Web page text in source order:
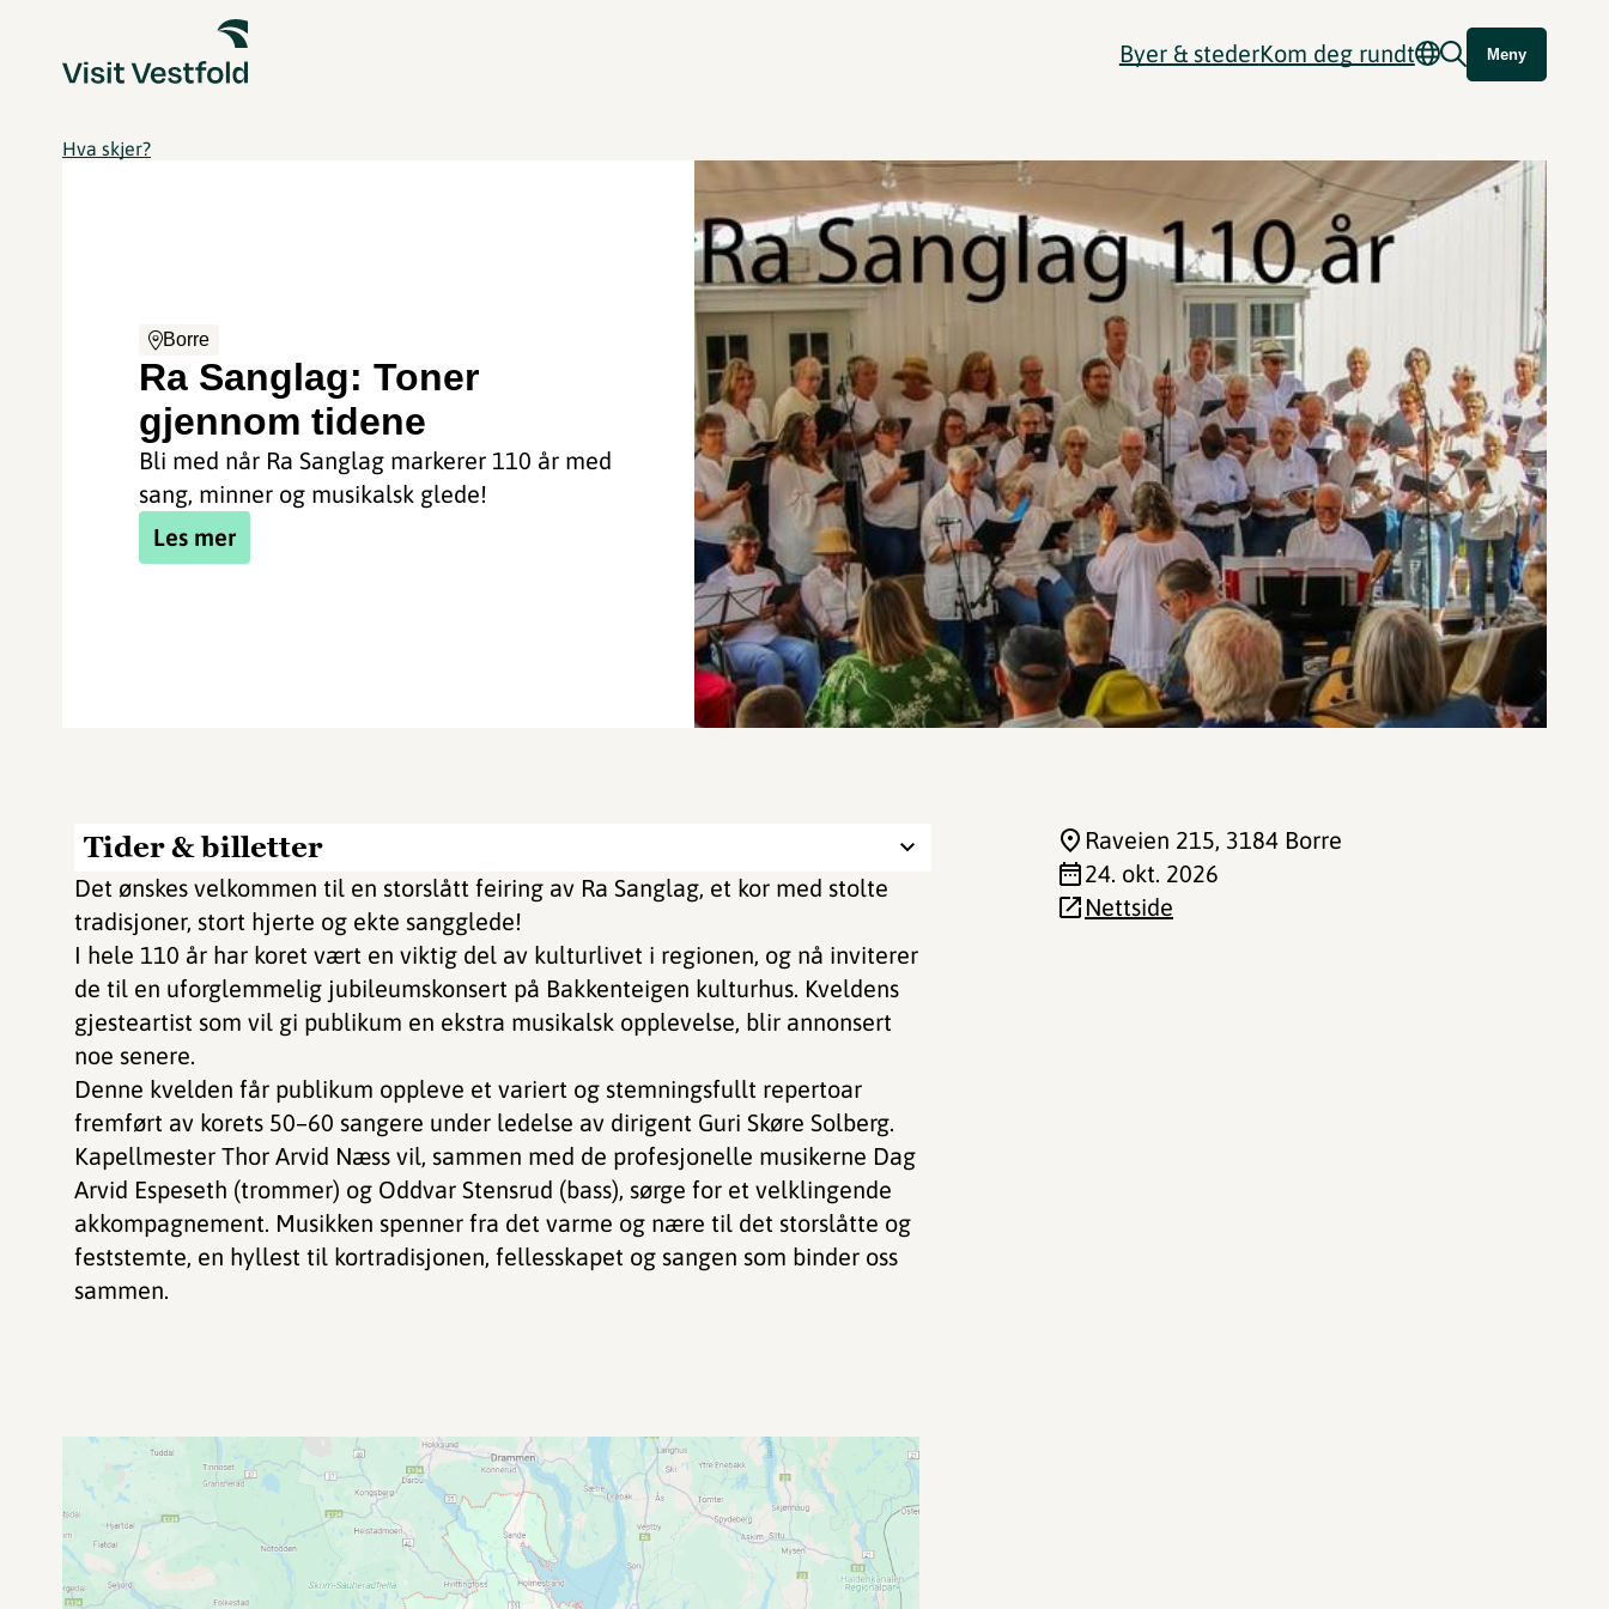
Byer & stederKom deg rundt Meny
Hva skjer?
Borre
Ra Sanglag: Toner
gjennom tidene
Bli med når Ra Sanglag markerer 110 år med
sang, minner og musikalsk glede!
Les mer
Tider & billetter
Det ønskes velkommen til en storslått feiring av Ra Sanglag, et kor med stolte
tradisjoner, stort hjerte og ekte sangglede!
I hele 110 år har koret vært en viktig del av kulturlivet i regionen, og nå inviterer
de til en uforglemmelig jubileumskonsert på Bakkenteigen kulturhus. Kveldens
gjesteartist som vil gi publikum en ekstra musikalsk opplevelse, blir annonsert
noe senere.
Denne kvelden får publikum oppleve et variert og stemningsfullt repertoar
fremført av korets 50–60 sangere under ledelse av dirigent Guri Skøre Solberg.
Kapellmester Thor Arvid Næss vil, sammen med de profesjonelle musikerne Dag
Arvid Espeseth (trommer) og Oddvar Stensrud (bass), sørge for et velklingende
akkompagnement. Musikken spenner fra det varme og nære til det storslåtte og
feststemte, en hyllest til kortradisjonen, fellesskapet og sangen som binder oss
sammen.
Raveien 215, 3184 Borre
24. okt. 2026
Nettside